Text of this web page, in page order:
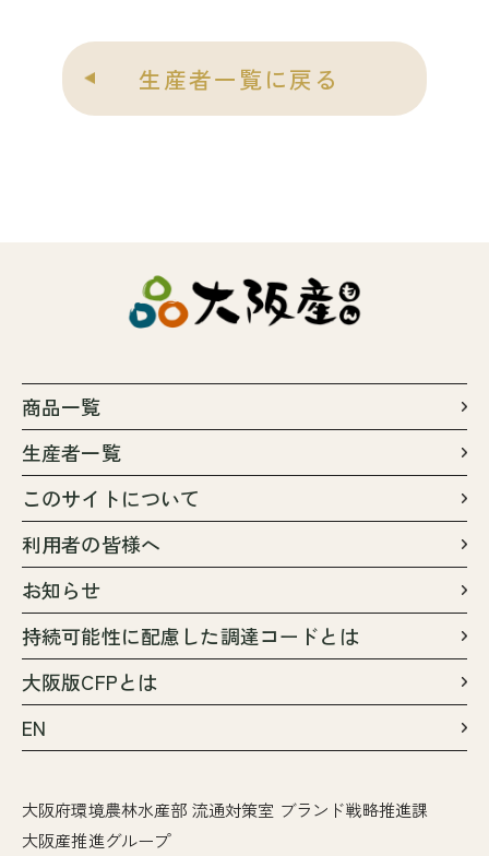
生産者一覧に戻る
商品一覧
生産者一覧
このサイトについて
利用者の皆様へ
お知らせ
持続可能性に配慮した調達コードとは
大阪版CFPとは
EN
大阪府環境農林水産部 流通対策室 ブランド戦略推進課
大阪産推進グループ